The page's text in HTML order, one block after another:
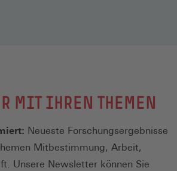
MIT IHREN THEMEN
Neueste Forschungsergebnisse
Mitbestimmung, Arbeit,
Unsere Newsletter können Sie